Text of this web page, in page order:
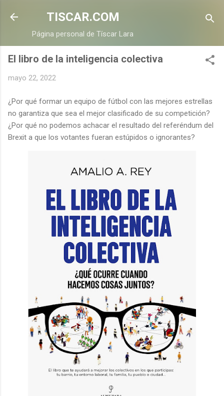
Ir al contenido principal
TISCAR.COM
Página personal de Tíscar Lara
El libro de la inteligencia colectiva
mayo 22, 2022
¿Por qué formar un equipo de fútbol con las mejores estrellas
no garantiza que sea el mejor clasificado de su competición?
¿Por qué no podemos achacar el resultado del referéndum del
Brexit a que los votantes fueran estúpidos o ignorantes?